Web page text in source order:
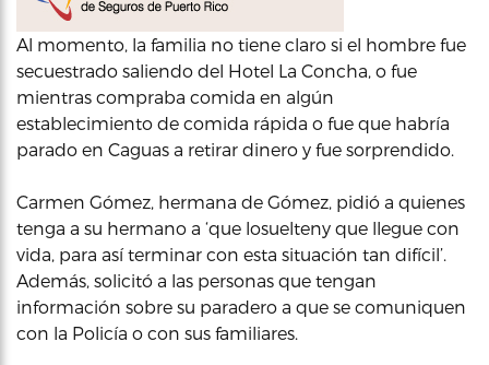
Al momento, la familia no tiene claro si el hombre fue
secuestrado saliendo del Hotel La Concha, o fue
mientras compraba comida en algún
establecimiento de comida rápida o fue que habría
parado en Caguas a retirar dinero y fue sorprendido.
Carmen Gómez, hermana de Gómez, pidió a quienes
tenga a su hermano a ‘que losuelteny que llegue con
vida, para así terminar con esta situación tan difícil’.
Además, solicitó a las personas que tengan
información sobre su paradero a que se comuniquen
con la Policía o con sus familiares.